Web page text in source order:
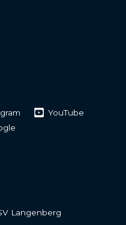
YouTube
Langenberg